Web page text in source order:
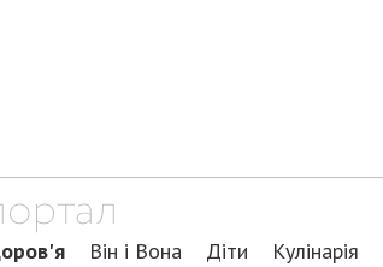
Він і Вона Діти Кулінарія